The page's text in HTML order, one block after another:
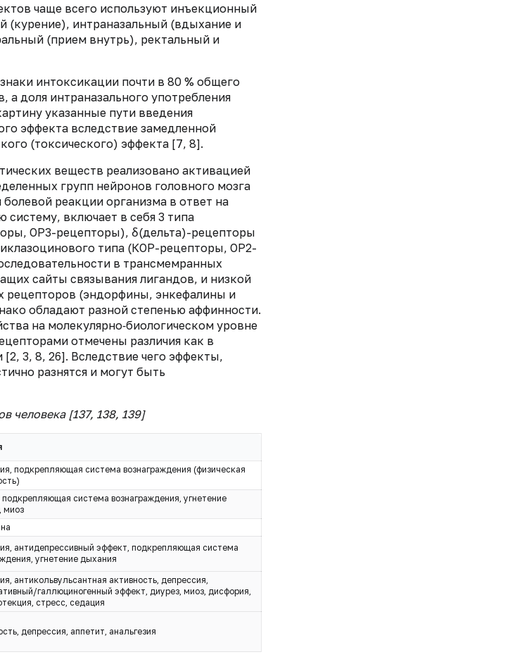
чаще всего используют инъекционный
интраназальный (вдыхание и
(прием внутрь), ректальный и
интоксикации почти в 80 % общего
а доля интраназального употребления
указанные пути введения
эффекта вследствие замедленной
(токсического) эффекта [7, 8].
веществ реализовано активацией
групп нейронов головного мозга
реакции организма в ответ на
включает в себя 3 типа
ОР3-рецепторы), δ(дельта)-рецепторы
типа (КОР-рецепторы, ОР2-
в трансмемранных
сайты связывания лигандов, и низкой
рецепторов (эндорфины, энкефалины и
обладают разной степенью аффинности.
на молекулярно‑биологическом уровне
отмечены различия как в
3, 8, 26]. Вследствие чего эффекты,
разнятся и могут быть
человека [137, 138, 139]
подкрепляющая система вознаграждения (физическая
подкрепляющая система вознаграждения, угнетение
миоз
антидепрессивный эффект, подкрепляющая система
угнетение дыхания
антикольвульсантная активность, депрессия,
галлюциногенный эффект, диурез, миоз, дисфория,
стресс, седация
депрессия, аппетит, анальгезия